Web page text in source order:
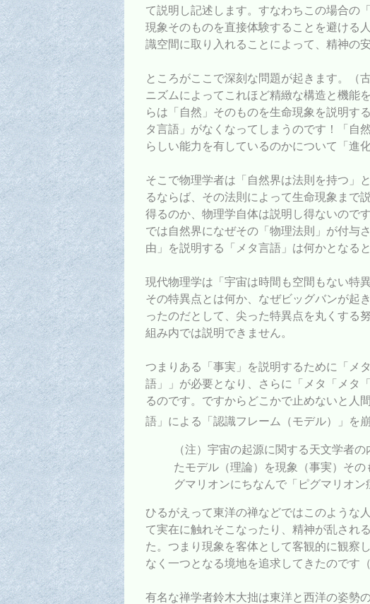
て説明し記述します。すなわちこの場合の
現象そのものを直接体験することを避ける
識空間に取り入れることによって、精神の
ところがここで深刻な問題が起きます。（
ニズムによってこれほど精緻な構造と機能
らは「自然」そのものを生命現象を説明す
タ言語」がなくなってしまうのです！「自
らしい能力を有しているのかについて「進
そこで物理学者は「自然界は法則を持つ」
るならば、その法則によって生命現象まで
得るのか、物理学自体は説明し得ないので
では自然界になぜその「物理法則」が付与
由」を説明する「メタ言語」は何かとなる
現代物理学は「宇宙は時間も空間もない特
その特異点とは何か、なぜビッグバンが起
ったのだとして、尖った特異点を丸くする
組み内では説明できません。
つまりある「事実」を説明するために「メ
語」」が必要となり、さらに「メタ「メタ
るのです。ですからどこかで止めないと人
語」による「認識フレーム（モデル）」を
（注）宇宙の起源に関する天文学者
たモデル（理論）を現象（事実）そ
グマリオンにちなんで「ピグマリオン
ひるがえって東洋の禅などではこのような
て実在に触れそこなったり、精神が乱され
た。つまり現象を客体として客観的に観察
なく一つとなる境地を追求してきたのです
有名な禅学者鈴木大拙は東洋と西洋の姿勢